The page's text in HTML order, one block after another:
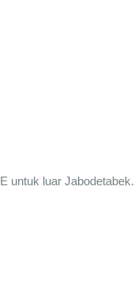
untuk luar Jabodetabek.